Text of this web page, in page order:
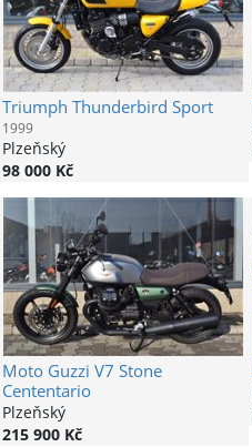
Triumph Thunderbird Sport
1999
Plzeňský
98 000 Kč
Moto Guzzi V7 Stone
Cententario
Plzeňský
215 900 Kč